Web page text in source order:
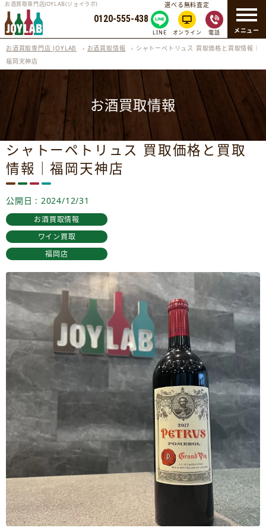
メニュー
お酒買取専門店JOYLAB(ジョイラボ)
0120-555-438
選べる無料査定
LINE オンライン 電話
お酒買取専門店 JOYLAB › お酒買取情報 › シャトーペトリュス 買取価格と買取情報｜
福岡天神店
お酒買取情報
シャトーペトリュス 買取価格と買取
情報｜福岡天神店
公開日 : 2024/12/31
お酒買取情報
ワイン買取
福岡店